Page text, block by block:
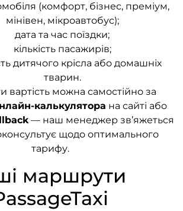
(комфорт, бізнес, преміум,
мінівен, мікроавтобус);
дата та час поїздки;
кількість пасажирів;
дитячого крісла або домашніх
тварин.
вартість можна самостійно за
калькулятора на сайті або
— наш менеджер зв’яжеться
щодо оптимального
тарифу.
маршрути